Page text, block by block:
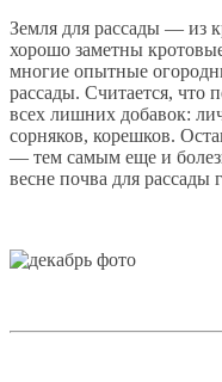
Земля для рассады — из
хорошо заметны
многие опытные
рассады. Считается, что
всех лишних добавок:
сорняков, корешков.
— тем самым еще и
весне почва для